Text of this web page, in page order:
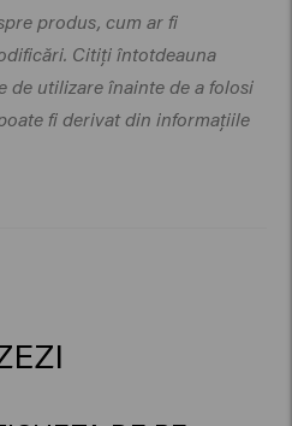
Butter, Citric Acid, Sodium
Hydroxypropyl Starch
Opuntia Ficus-Indica
Benzyl Salicylate,
Limonene, Linalool.
produs, cum ar fi
Citiți întotdeauna
de utilizare înainte de a folosi
fi derivat din informațiile